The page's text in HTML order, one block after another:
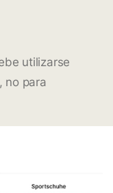
utilizarse
no para